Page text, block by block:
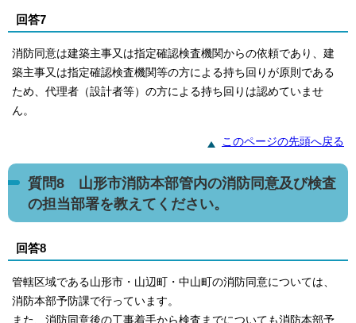
回答7
消防同意は建築主事又は指定確認検査機関からの依頼であり、建
築主事又は指定確認検査機関等の方による持ち回りが原則である
ため、代理者（設計者等）の方による持ち回りは認めていませ
ん。
このページの先頭へ戻る
質問8 山形市消防本部管内の消防同意及び検査
の担当部署を教えてください。
回答8
管轄区域である山形市・山辺町・中山町の消防同意については、
消防本部予防課で行っています。
また、消防同意後の工事着手から検査までについても消防本部予